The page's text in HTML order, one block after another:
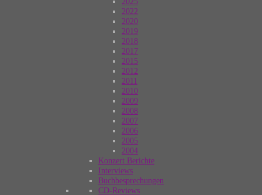
2022
2020
2019
2018
2017
2015
2012
2011
2010
2009
2008
2007
2006
2005
2004
Konzert Berichte
Interviews
Buchbesprechungen
CD-Reviews